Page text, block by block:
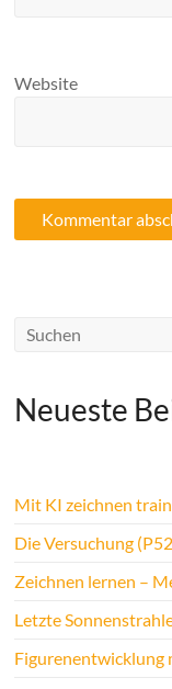
Website
Neueste
Mit KI zeichnen
Die Versuchung
Zeichnen lernen –
Letzte
Figurenentwicklung